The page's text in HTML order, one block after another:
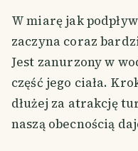
W miarę jak
zaczyna coraz
Jest zanurzony w
część jego ciała.
dłużej za atrakcję
naszą obecnością